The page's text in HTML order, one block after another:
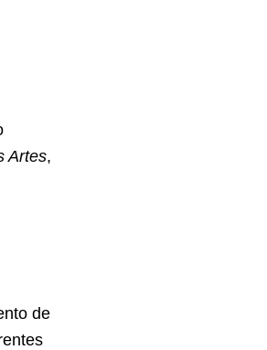
Artes,
de